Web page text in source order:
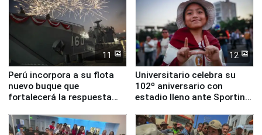
11
Perú incorpora a su flota
nuevo buque que
fortalecerá la respuesta
12
Universitario celebra su
102º aniversario con
estadio lleno ante Sporting